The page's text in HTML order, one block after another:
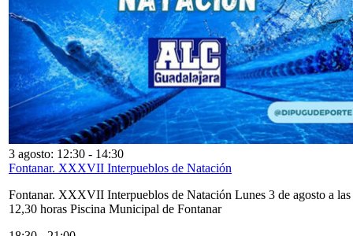
3 agosto: 12:30 - 14:30
Fontanar. XXXVII Interpueblos de Natación
Fontanar. XXXVII Interpueblos de Natación Lunes 3 de agosto a las
12,30 horas Piscina Municipal de Fontanar